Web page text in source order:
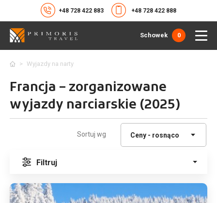
+48 728 422 883 +48 728 422 888
Schowek 0
> Wyjazdy na narty
Francja – zorganizowane
wyjazdy narciarskie (2025)
Sortuj wg
Filtruj